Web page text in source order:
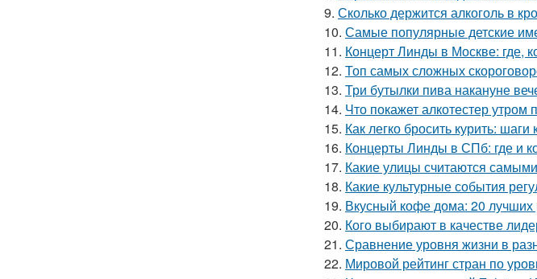
9. Сколько держится алкоголь в
10. Самые популярные детские
11. Концерт Линды в Москве: где,
12. Топ самых сложных
13. Три бутылки пива накануне
14. Что покажет алкотестер утром
15. Как легко бросить курить:
16. Концерты Линды в СПб: где и
17. Какие улицы считаются
18. Какие культурные события
19. Вкусный кофе дома: 20 лучших
20. Кого выбирают в качестве
21. Сравнение уровня жизни в
22. Мировой рейтинг стран по